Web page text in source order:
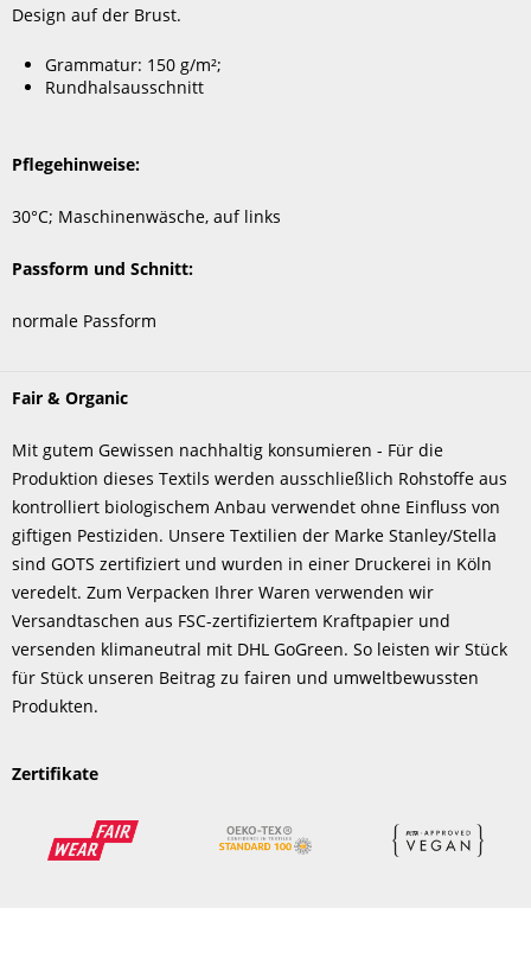
Design auf der Brust.
Grammatur: 150 g/m²;
Rundhalsausschnitt
Pflegehinweise:
30°C; Maschinenwäsche, auf links
Passform und Schnitt:
normale Passform
Fair & Organic
Mit gutem Gewissen nachhaltig konsumieren - Für die
Produktion dieses Textils werden ausschließlich Rohstoffe aus
kontrolliert biologischem Anbau verwendet ohne Einfluss von
giftigen Pestiziden. Unsere Textilien der Marke Stanley/Stella
sind GOTS zertifiziert und wurden in einer Druckerei in Köln
veredelt. Zum Verpacken Ihrer Waren verwenden wir
Versandtaschen aus FSC-zertifiziertem Kraftpapier und
versenden klimaneutral mit DHL GoGreen. So leisten wir Stück
für Stück unseren Beitrag zu fairen und umweltbewussten
Produkten.
Zertifikate